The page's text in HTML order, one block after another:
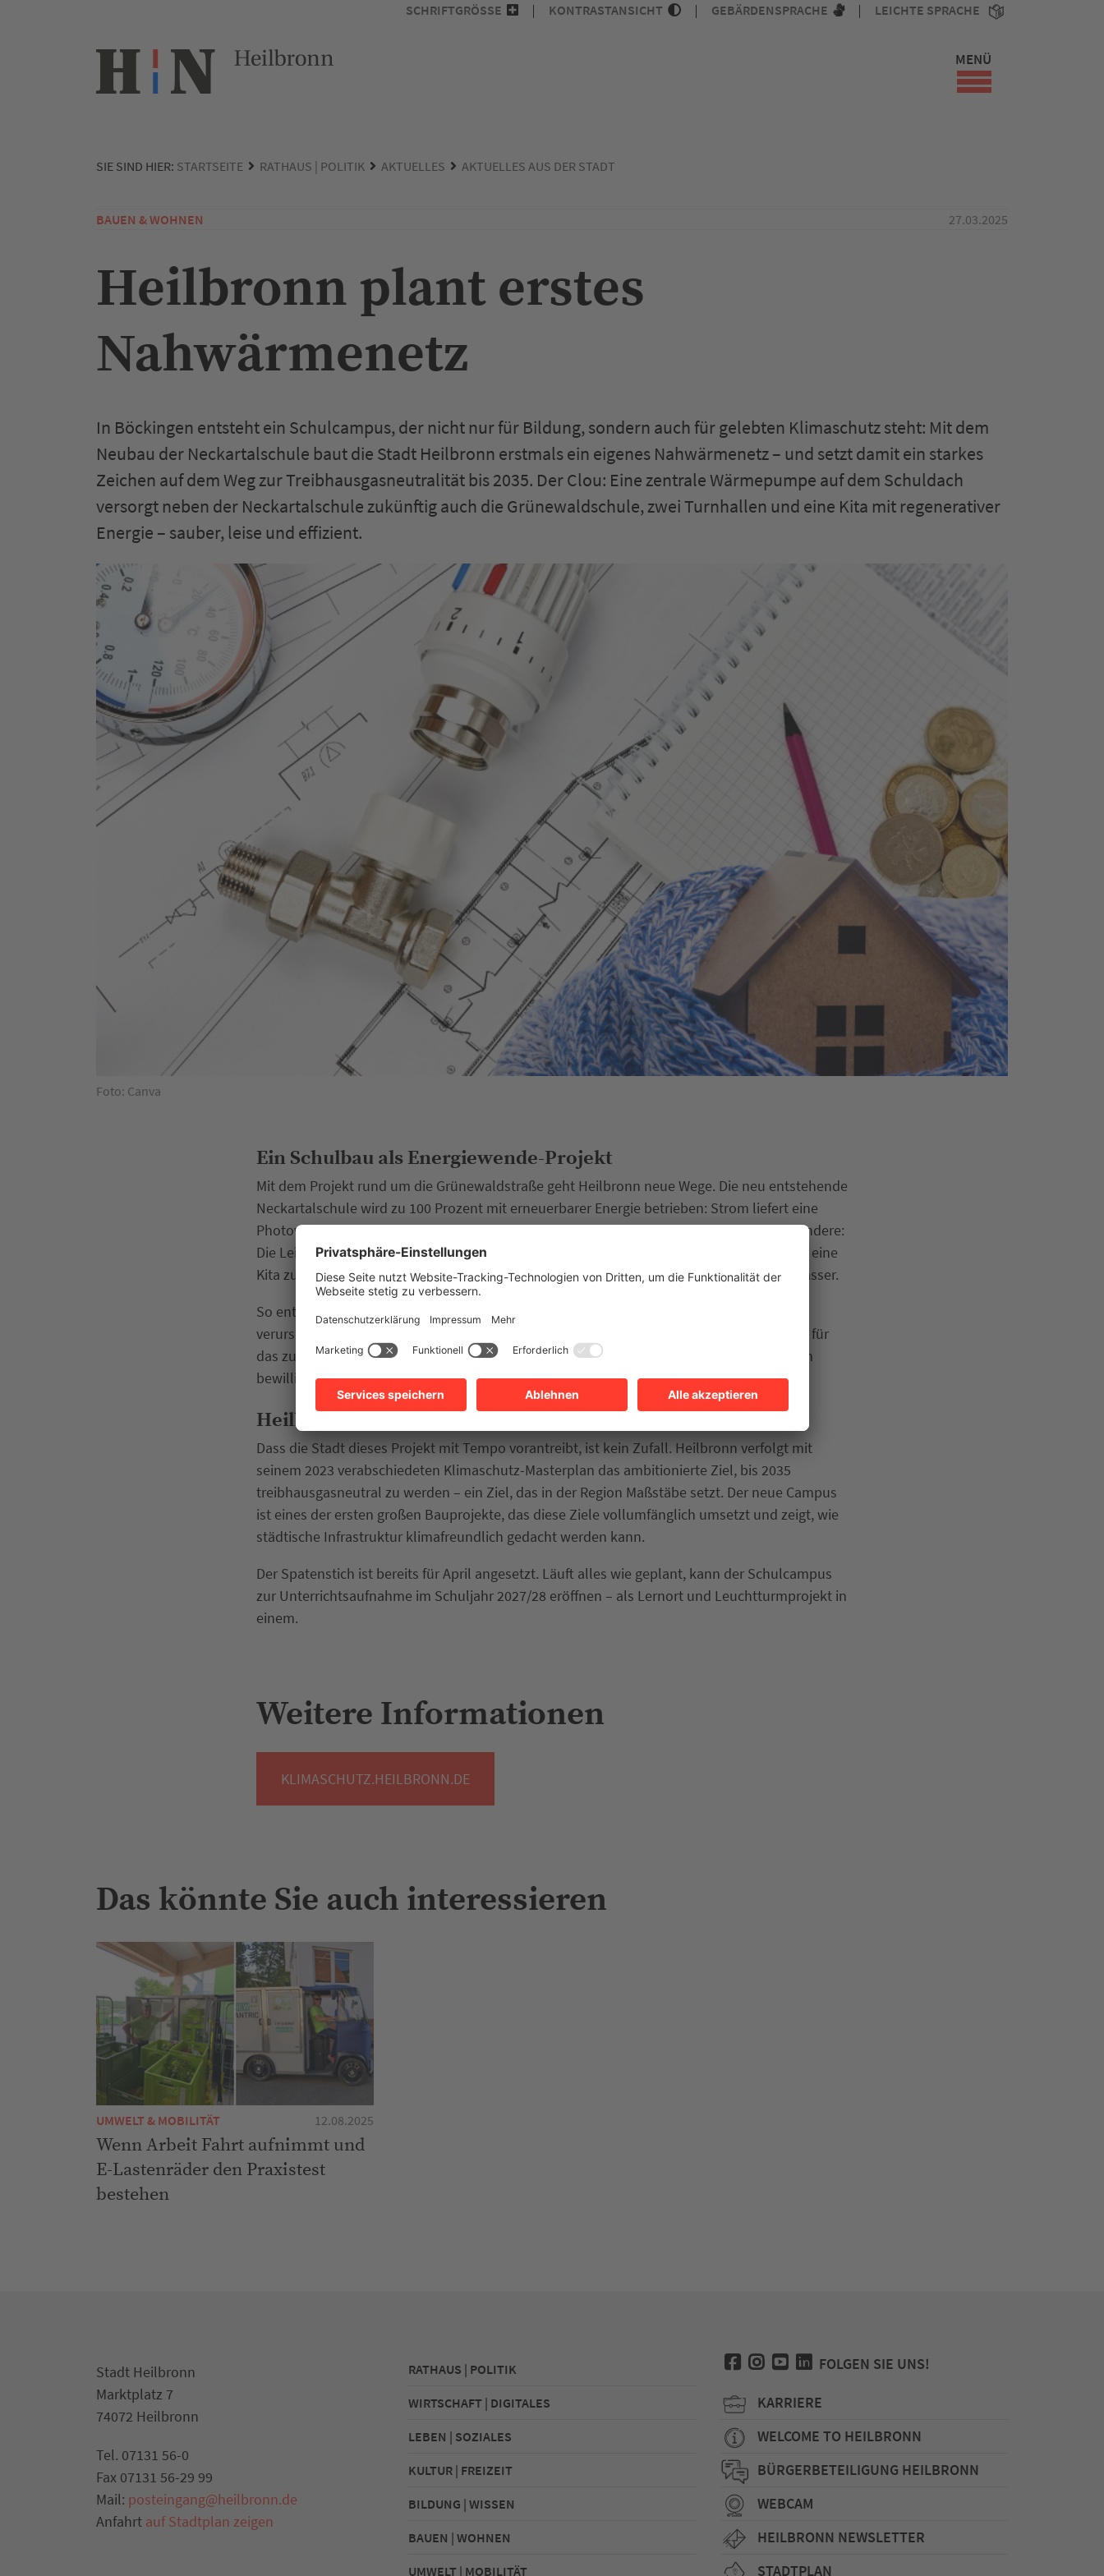
SCHRIFTGRÖSSE KONTRASTANSICHT GEBÄRDENSPRACHE LEICHTE SPRACHE
MENÜ
SIE SIND HIER: STARTSEITE RATHAUS | POLITIK AKTUELLES AKTUELLES AUS DER STADT
BAUEN & WOHNEN 27.03.2025
Heilbronn plant erstes
Nahwärmenetz
In Böckingen entsteht ein Schulcampus, der nicht nur für Bildung, sondern auch für gelebten Klimaschutz steht: Mit dem
Neubau der Neckartalschule baut die Stadt Heilbronn erstmals ein eigenes Nahwärmenetz – und setzt damit ein starkes
Zeichen auf dem Weg zur Treibhausgasneutralität bis 2035. Der Clou: Eine zentrale Wärmepumpe auf dem Schuldach
versorgt neben der Neckartalschule zukünftig auch die Grünewaldschule, zwei Turnhallen und eine Kita mit regenerativer
Energie – sauber, leise und effizient.
Foto: Canva
Ein Schulbau als Energiewende-Projekt
Mit dem Projekt rund um die Grünewaldstraße geht Heilbronn neue Wege. Die neu entstehende
Neckartalschule wird zu 100 Prozent mit erneuerbarer Energie betrieben: Strom liefert eine
Photovoltaikanlage, für wohlige Wärme sorgt eine 190-Kilowatt-Wärmepumpe. Das Besondere:
Die Leistung reicht aus, um auch die benachbarte Grünewaldschule, zwei Turnhallen und eine
Kita zu rund 65 Prozent mitzuversorgen – per Nahwärmenetz, gespeist durch Heizungswasser.
So entstehen gleich mehrere Vorteile: Die Technik ist unsichtbar auf dem Dach integriert,
verursacht keinen Lärm und lässt sich zentral warten und steuern. Der Bauausschuss hat für
das zukunftsweisende Vorhaben bereits 700.000 Euro aus städtischen Klimaschutzmitteln
bewilligt.
Heilbronn zeigt Haltung beim Klimaschutz
Dass die Stadt dieses Projekt mit Tempo vorantreibt, ist kein Zufall. Heilbronn verfolgt mit
seinem 2023 verabschiedeten Klimaschutz-Masterplan das ambitionierte Ziel, bis 2035
treibhausgasneutral zu werden – ein Ziel, das in der Region Maßstäbe setzt. Der neue Campus
ist eines der ersten großen Bauprojekte, das diese Ziele vollumfänglich umsetzt und zeigt, wie
städtische Infrastruktur klimafreundlich gedacht werden kann.
Der Spatenstich ist bereits für April angesetzt. Läuft alles wie geplant, kann der Schulcampus
zur Unterrichtsaufnahme im Schuljahr 2027/28 eröffnen – als Lernort und Leuchtturmprojekt in
einem.
Weitere Informationen
KLIMASCHUTZ.HEILBRONN.DE
Das könnte Sie auch interessieren
UMWELT & MOBILITÄT 12.08.2025
Wenn Arbeit Fahrt aufnimmt und
E-Lastenräder den Praxistest
bestehen
Stadt Heilbronn
Marktplatz 7
74072 Heilbronn
Tel. 07131 56-0
Fax 07131 56-29 99
Mail: posteingang@heilbronn.de
Anfahrt auf Stadtplan zeigen
RATHAUS | POLITIK
WIRTSCHAFT | DIGITALES
LEBEN | SOZIALES
KULTUR | FREIZEIT
BILDUNG | WISSEN
BAUEN | WOHNEN
UMWELT | MOBILITÄT
FOLGEN SIE UNS!
KARRIERE
WELCOME TO HEILBRONN
BÜRGERBETEILIGUNG HEILBRONN
WEBCAM
HEILBRONN NEWSLETTER
STADTPLAN